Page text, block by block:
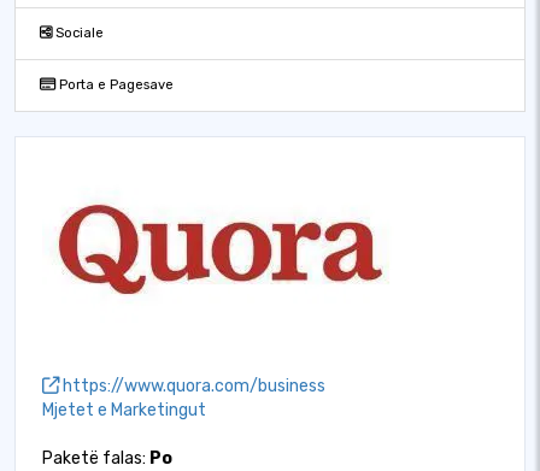
Sociale
Porta e Pagesave
https://www.quora.com/business
Mjetet e Marketingut
Paketë falas: Po